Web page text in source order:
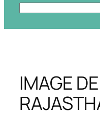
Rechercher
IMAGE